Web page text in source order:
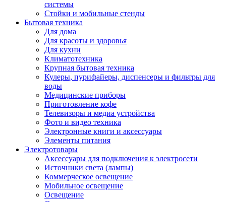
системы
Стойки и мобильные стенды
Бытовая техника
Для дома
Для красоты и здоровья
Для кухни
Климатотехника
Крупная бытовая техника
Кулеры, пурифайеры, диспенсеры и фильтры для
воды
Медицинские приборы
Приготовление кофе
Телевизоры и медиа устройства
Фото и видео техника
Электронные книги и аксессуары
Элементы питания
Электротовары
Аксессуары для подключения к электросети
Источники света (лампы)
Коммерческое освещение
Мобильное освещение
Освещение